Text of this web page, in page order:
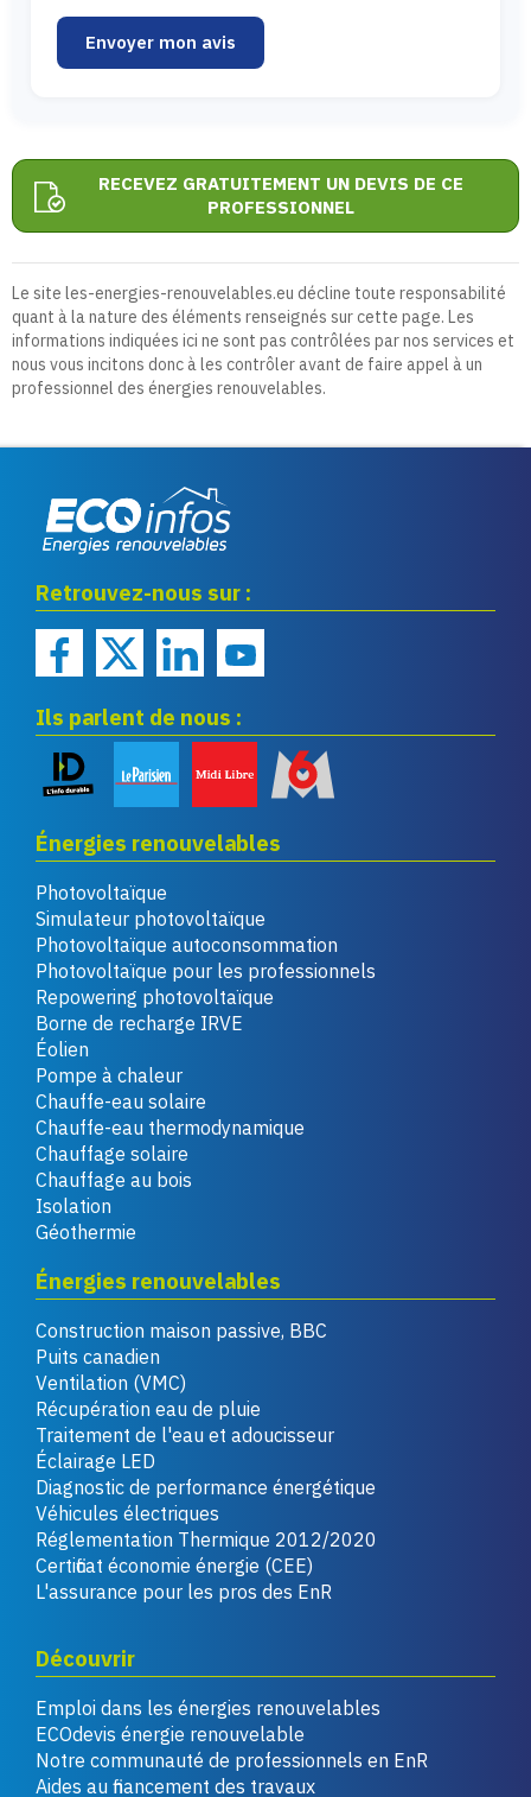
Envoyer mon avis
RECEVEZ GRATUITEMENT UN DEVIS DE CE
PROFESSIONNEL
Le site les-energies-renouvelables.eu décline toute responsabilité
quant à la nature des éléments renseignés sur cette page. Les
informations indiquées ici ne sont pas contrôlées par nos services et
nous vous incitons donc à les contrôler avant de faire appel à un
professionnel des énergies renouvelables.
renouvelables
Retrouvez-nous sur :
Ils parlent de nous :
Énergies renouvelables
Photovoltaïque
Simulateur photovoltaïque
Photovoltaïque autoconsommation
Photovoltaïque pour les professionnels
Repowering photovoltaïque
Borne de recharge IRVE
Éolien
Pompe à chaleur
Chauffe-eau solaire
Chauffe-eau thermodynamique
Chauffage solaire
Chauffage au bois
Isolation
Géothermie
Énergies renouvelables
Construction maison passive, BBC
Puits canadien
Ventilation (VMC)
Récupération eau de pluie
Traitement de l'eau et adoucisseur
Éclairage LED
Diagnostic de performance énergétique
Véhicules électriques
Réglementation Thermique 2012/2020
Certificat économie énergie (CEE)
L'assurance pour les pros des EnR
Découvrir
Emploi dans les énergies renouvelables
ECOdevis énergie renouvelable
Notre communauté de professionnels en EnR
Aides au financement des travaux